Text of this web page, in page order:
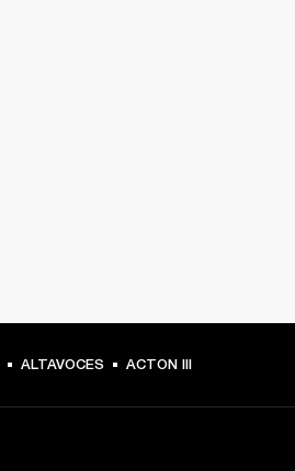
ALTAVOCES ACTON III